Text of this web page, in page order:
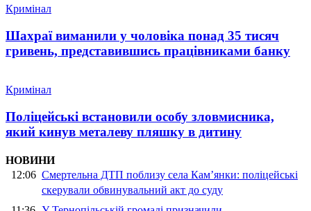
Кримінал
Шахраї виманили у чоловіка понад 35 тисяч
гривень, представившись працівниками банку
Кримінал
Поліцейські встановили особу зловмисника,
який кинув металеву пляшку в дитину
НОВИНИ
12:06 Смертельна ДТП поблизу села Кам’янки: поліцейські
скерували обвинувальний акт до суду